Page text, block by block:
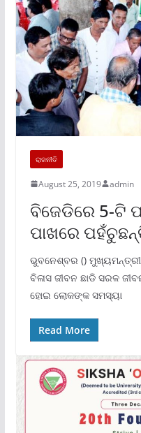
ରାଜନୀତି
August 25, 2019 admin
ବିଜେଡିରେ 5-ଟି
ପାଖରେ
ଭୁବନେଶ୍ବର ()
ବିଳାସ ଜୀବନ ଛାଡି ସରଳ
ହୋଇ ଲୋକଙ୍କ ସମସ୍ୟା
Read More